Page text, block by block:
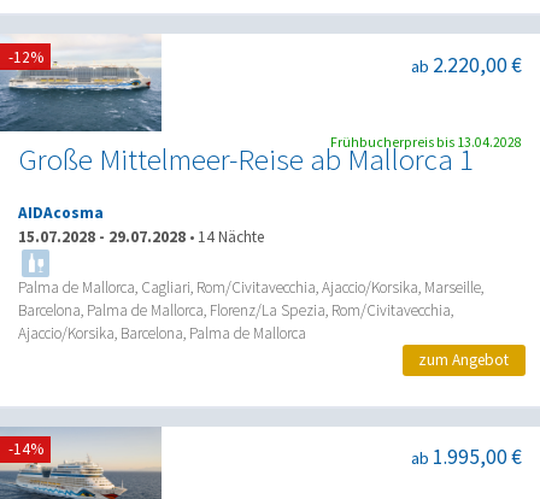
Große Mittelmeer-Reise ab Mallorca 1
ab 2.220,00 €
AIDAcosma
15.07.2028 - 29.07.2028 • 14 Nächte
Palma de Mallorca, Cagliari, Rom/Civitavecchia, Ajaccio/Korsika, Marseille,
Barcelona, Palma de Mallorca, Florenz/La Spezia, Rom/Civitavecchia,
Ajaccio/Korsika, Barcelona, Palma de Mallorca
-12%
Frühbucherpreis bis 13.04.2028
zum Angebot
ab 1.995,00 €
-14%